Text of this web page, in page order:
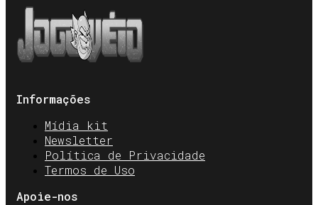
Informações
Mídia kit
Newsletter
Política de Privacidade
Termos de Uso
Apoie-nos